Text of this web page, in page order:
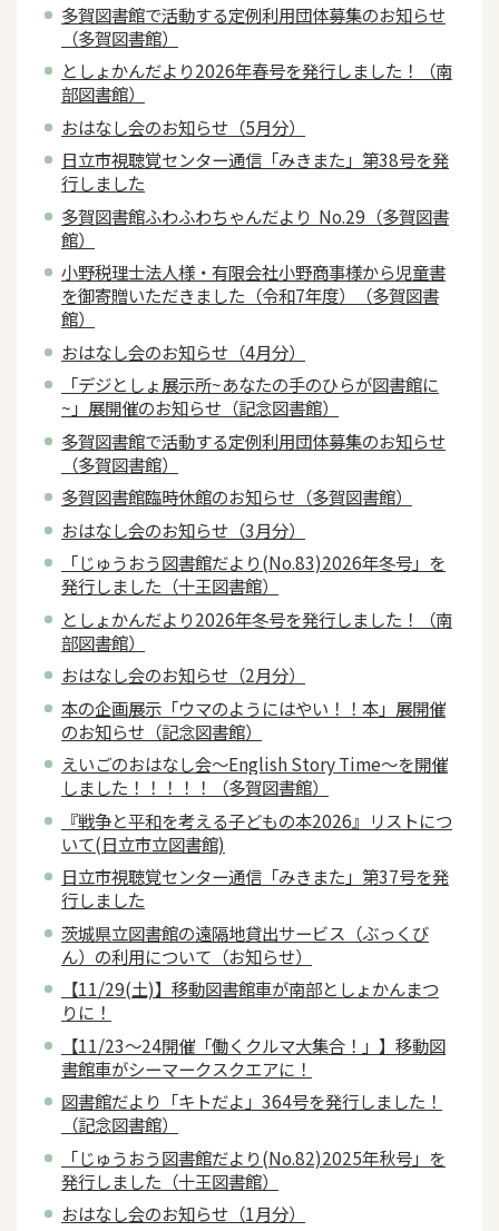
多賀図書館で活動する定例利用団体募集のお知らせ
（多賀図書館）
としょかんだより2026年春号を発行しました！（南
部図書館）
おはなし会のお知らせ（5月分）
日立市視聴覚センター通信「みきまた」第38号を発
行しました
多賀図書館ふわふわちゃんだより No.29（多賀図書
館）
小野税理士法人様・有限会社小野商事様から児童書
を御寄贈いただきました（令和7年度）（多賀図書
館）
おはなし会のお知らせ（4月分）
「デジとしょ展示所~あなたの手のひらが図書館に
~」展開催のお知らせ（記念図書館）
多賀図書館で活動する定例利用団体募集のお知らせ
（多賀図書館）
多賀図書館臨時休館のお知らせ（多賀図書館）
おはなし会のお知らせ（3月分）
「じゅうおう図書館だより(No.83)2026年冬号」を
発行しました（十王図書館）
としょかんだより2026年冬号を発行しました！（南
部図書館）
おはなし会のお知らせ（2月分）
本の企画展示「ウマのようにはやい！！本」展開催
のお知らせ（記念図書館）
えいごのおはなし会～English Story Time～を開催
しました！！！！！（多賀図書館）
『戦争と平和を考える子どもの本2026』リストにつ
いて(日立市立図書館)
日立市視聴覚センター通信「みきまた」第37号を発
行しました
茨城県立図書館の遠隔地貸出サービス（ぶっくび
ん）の利用について（お知らせ）
【11/29(土)】移動図書館車が南部としょかんまつ
りに！
【11/23～24開催「働くクルマ大集合！」】移動図
書館車がシーマークスクエアに！
図書館だより「キトだよ」364号を発行しました！
（記念図書館）
「じゅうおう図書館だより(No.82)2025年秋号」を
発行しました（十王図書館）
おはなし会のお知らせ（1月分）